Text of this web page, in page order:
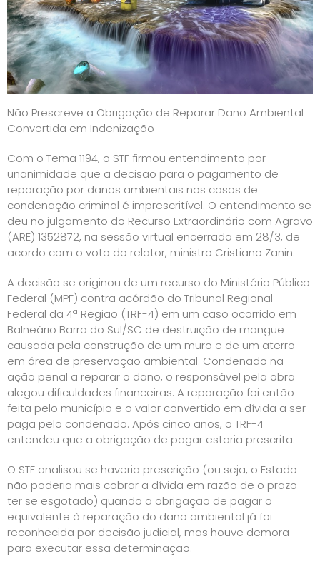
Não Prescreve a Obrigação de Reparar Dano Ambiental
Convertida em Indenização
Com o Tema 1194, o STF firmou entendimento por
unanimidade que a decisão para o pagamento de
reparação por danos ambientais nos casos de
condenação criminal é imprescritível. O entendimento se
deu no julgamento do Recurso Extraordinário com Agravo
(ARE) 1352872, na sessão virtual encerrada em 28/3, de
acordo com o voto do relator, ministro Cristiano Zanin.
A decisão se originou de um recurso do Ministério Público
Federal (MPF) contra acórdão do Tribunal Regional
Federal da 4ª Região (TRF-4) em um caso ocorrido em
Balneário Barra do Sul/SC de destruição de mangue
causada pela construção de um muro e de um aterro
em área de preservação ambiental. Condenado na
ação penal a reparar o dano, o responsável pela obra
alegou dificuldades financeiras. A reparação foi então
feita pelo município e o valor convertido em dívida a ser
paga pelo condenado. Após cinco anos, o TRF-4
entendeu que a obrigação de pagar estaria prescrita.
O STF analisou se haveria prescrição (ou seja, o Estado
não poderia mais cobrar a dívida em razão de o prazo
ter se esgotado) quando a obrigação de pagar o
equivalente à reparação do dano ambiental já foi
reconhecida por decisão judicial, mas houve demora
para executar essa determinação.